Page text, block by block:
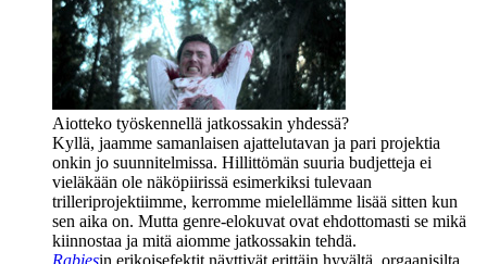
Aiotteko työskennellä jatkossakin yhdessä?
Kyllä, jaamme samanlaisen ajattelutavan ja pari projektia
onkin jo suunnitelmissa. Hillittömän suuria budjetteja ei
vieläkään ole näköpiirissä esimerkiksi tulevaan
trilleriprojektiimme, kerromme mielellämme lisää sitten kun
sen aika on. Mutta genre-elokuvat ovat ehdottomasti se mikä
kiinnostaa ja mitä aiomme jatkossakin tehdä.